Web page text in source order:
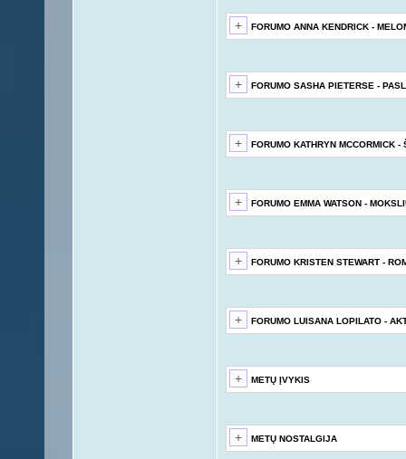
FORUMO ANNA KENDRICK -
FORUMO SASHA PIETERSE -
FORUMO KATHRYN MCCORMICK -
FORUMO EMMA WATSON -
FORUMO KRISTEN STEWART -
FORUMO LUISANA LOPILATO -
METŲ ĮVYKIS
METŲ NOSTALGIJA